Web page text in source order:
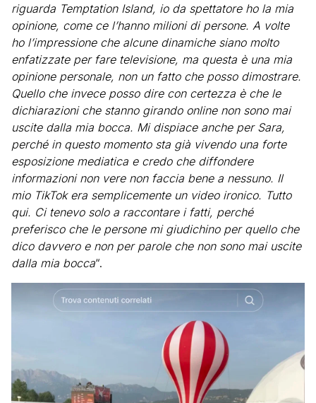
riguarda Temptation Island, io da spettatore ho la mia
opinione, come ce l’hanno milioni di persone. A volte
ho l’impressione che alcune dinamiche siano molto
enfatizzate per fare televisione, ma questa è una mia
opinione personale, non un fatto che posso dimostrare.
Quello che invece posso dire con certezza è che le
dichiarazioni che stanno girando online non sono mai
uscite dalla mia bocca. Mi dispiace anche per Sara,
perché in questo momento sta già vivendo una forte
esposizione mediatica e credo che diffondere
informazioni non vere non faccia bene a nessuno. Il
mio TikTok era semplicemente un video ironico. Tutto
qui. Ci tenevo solo a raccontare i fatti, perché
preferisco che le persone mi giudichino per quello che
dico davvero e non per parole che non sono mai uscite
dalla mia bocca“.